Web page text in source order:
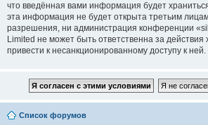
что введённая вами информация будет
эта информация не будет открыта третьим
разрешения, ни администрация конференции
Limited не может быть ответственна за действия
привести к несанкционированному доступу к ней.
Список форумов